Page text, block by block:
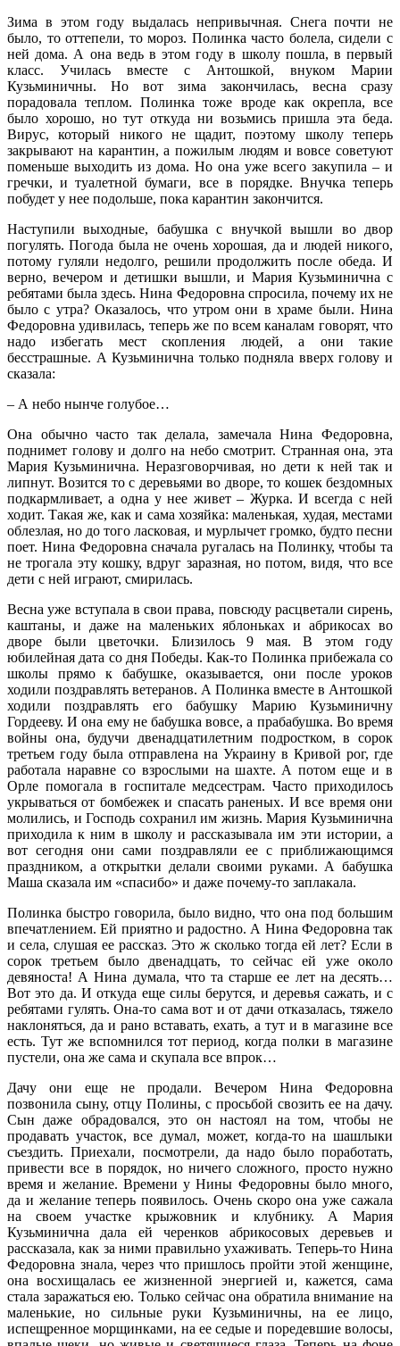
Зима в этом году выдалась непривычная. Снега почти не
было, то оттепели, то мороз. Полинка часто болела, сидели с
ней дома. А она ведь в этом году в школу пошла, в первый
класс. Училась вместе с Антошкой, внуком Марии
Кузьминичны. Но вот зима закончилась, весна сразу
порадовала теплом. Полинка тоже вроде как окрепла, все
было хорошо, но тут откуда ни возьмись пришла эта беда.
Вирус, который никого не щадит, поэтому школу теперь
закрывают на карантин, а пожилым людям и вовсе советуют
поменьше выходить из дома. Но она уже всего закупила – и
гречки, и туалетной бумаги, все в порядке. Внучка теперь
побудет у нее подольше, пока карантин закончится.
Наступили выходные, бабушка с внучкой вышли во двор
погулять. Погода была не очень хорошая, да и людей никого,
потому гуляли недолго, решили продолжить после обеда. И
верно, вечером и детишки вышли, и Мария Кузьминична с
ребятами была здесь. Нина Федоровна спросила, почему их не
было с утра? Оказалось, что утром они в храме были. Нина
Федоровна удивилась, теперь же по всем каналам говорят, что
надо избегать мест скопления людей, а они такие
бесстрашные. А Кузьминична только подняла вверх голову и
сказала:
– А небо нынче голубое…
Она обычно часто так делала, замечала Нина Федоровна,
поднимет голову и долго на небо смотрит. Странная она, эта
Мария Кузьминична. Неразговорчивая, но дети к ней так и
липнут. Возится то с деревьями во дворе, то кошек бездомных
подкармливает, а одна у нее живет – Журка. И всегда с ней
ходит. Такая же, как и сама хозяйка: маленькая, худая, местами
облезлая, но до того ласковая, и мурлычет громко, будто песни
поет. Нина Федоровна сначала ругалась на Полинку, чтобы та
не трогала эту кошку, вдруг заразная, но потом, видя, что все
дети с ней играют, смирилась.
Весна уже вступала в свои права, повсюду расцветали сирень,
каштаны, и даже на маленьких яблоньках и абрикосах во
дворе были цветочки. Близилось 9 мая. В этом году
юбилейная дата со дня Победы. Как-то Полинка прибежала со
школы прямо к бабушке, оказывается, они после уроков
ходили поздравлять ветеранов. А Полинка вместе в Антошкой
ходили поздравлять его бабушку Марию Кузьминичну
Гордееву. И она ему не бабушка вовсе, а прабабушка. Во время
войны она, будучи двенадцатилетним подростком, в сорок
третьем году была отправлена на Украину в Кривой рог, где
работала наравне со взрослыми на шахте. А потом еще и в
Орле помогала в госпитале медсестрам. Часто приходилось
укрываться от бомбежек и спасать раненых. И все время они
молились, и Господь сохранил им жизнь. Мария Кузьминична
приходила к ним в школу и рассказывала им эти истории, а
вот сегодня они сами поздравляли ее с приближающимся
праздником, а открытки делали своими руками. А бабушка
Маша сказала им «спасибо» и даже почему-то заплакала.
Полинка быстро говорила, было видно, что она под большим
впечатлением. Ей приятно и радостно. А Нина Федоровна так
и села, слушая ее рассказ. Это ж сколько тогда ей лет? Если в
сорок третьем было двенадцать, то сейчас ей уже около
девяноста! А Нина думала, что та старше ее лет на десять…
Вот это да. И откуда еще силы берутся, и деревья сажать, и с
ребятами гулять. Она-то сама вот и от дачи отказалась, тяжело
наклоняться, да и рано вставать, ехать, а тут и в магазине все
есть. Тут же вспомнился тот период, когда полки в магазине
пустели, она же сама и скупала все впрок…
Дачу они еще не продали. Вечером Нина Федоровна
позвонила сыну, отцу Полины, с просьбой свозить ее на дачу.
Сын даже обрадовался, это он настоял на том, чтобы не
продавать участок, все думал, может, когда-то на шашлыки
съездить. Приехали, посмотрели, да надо было поработать,
привести все в порядок, но ничего сложного, просто нужно
время и желание. Времени у Нины Федоровны было много,
да и желание теперь появилось. Очень скоро она уже сажала
на своем участке крыжовник и клубнику. А Мария
Кузьминична дала ей черенков абрикосовых деревьев и
рассказала, как за ними правильно ухаживать. Теперь-то Нина
Федоровна знала, через что пришлось пройти этой женщине,
она восхищалась ее жизненной энергией и, кажется, сама
стала заражаться ею. Только сейчас она обратила внимание на
маленькие, но сильные руки Кузьминичны, на ее лицо,
испещренное морщинками, на ее седые и поредевшие волосы,